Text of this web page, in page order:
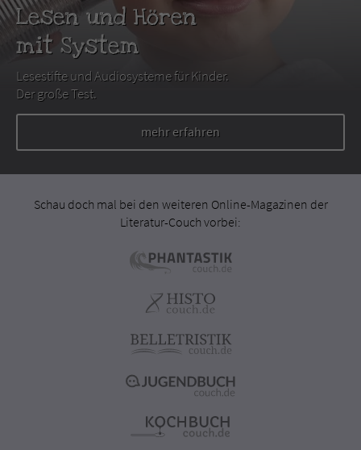
Lesen und Hören
mit System
Lesestifte und Audiosysteme für Kinder.
Der große Test.
mehr erfahren
Schau doch mal bei den weiteren Online-Magazinen der
Literatur-Couch vorbei: